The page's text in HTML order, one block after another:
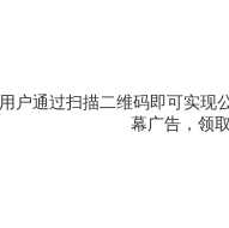
用户通过扫描二维码即可实现
幕广告，领